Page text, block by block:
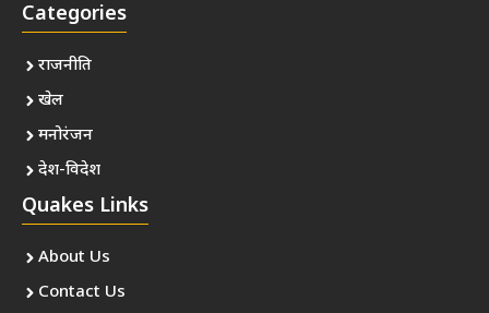
Categories
राजनीति
खेल
मनोरंजन
देश-विदेश
Quakes Links
About Us
Contact Us